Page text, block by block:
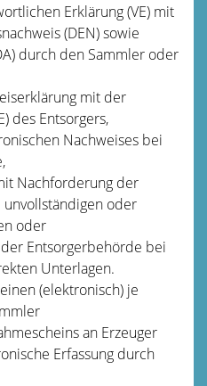
Erklärung (VE) mit
(DEN) sowie
durch den Sammler oder
mit der
des Entsorgers,
Nachweises bei
Nachforderung der
oder
oder
Entsorgerbehörde bei
Unterlagen.
(elektronisch) je
an Erzeuger
Erfassung durch